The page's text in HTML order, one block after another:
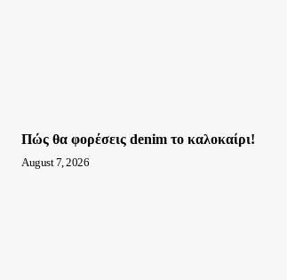
Πώς θα φορέσεις denim το καλοκαίρι!
August 7, 2026